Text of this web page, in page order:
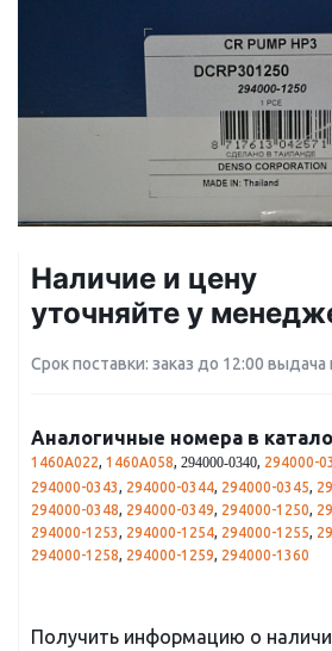
Наличие и цену
уточняйте у
Срок поставки: заказ до 12:00 выдача
Аналогичные номера в
1460A022, 1460A058, 294000-0340, 294000-
294000-0343, 294000-0344, 294000-0345,
294000-0348, 294000-0349, 294000-1250,
294000-1253, 294000-1254, 294000-1255,
294000-1258, 294000-1259, 294000-1360
Получить информацию о